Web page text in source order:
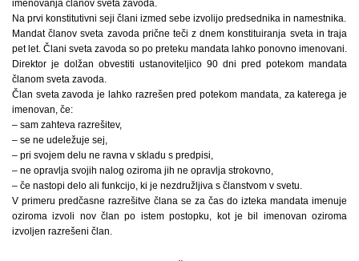
imenovanja članov sveta zavoda.
Na prvi konstitutivni seji člani izmed sebe izvolijo predsednika in namestnika.
Mandat članov sveta zavoda prične teči z dnem konstituiranja sveta in traja
pet let. Člani sveta zavoda so po preteku mandata lahko ponovno imenovani.
Direktor je dolžan obvestiti ustanoviteljico 90 dni pred potekom mandata
članom sveta zavoda.
Član sveta zavoda je lahko razrešen pred potekom mandata, za katerega je
imenovan, če:
– sam zahteva razrešitev,
– se ne udeležuje sej,
– pri svojem delu ne ravna v skladu s predpisi,
– ne opravlja svojih nalog oziroma jih ne opravlja strokovno,
– če nastopi delo ali funkcijo, ki je nezdružljiva s članstvom v svetu.
V primeru predčasne razrešitve člana se za čas do izteka mandata imenuje
oziroma izvoli nov član po istem postopku, kot je bil imenovan oziroma
izvoljen razrešeni član.